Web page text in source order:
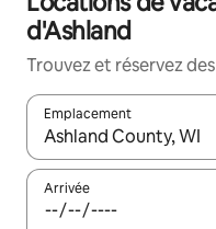
d'Ashland
Trouvez et réservez
Emplacement
Quand les résultats
Arrivée